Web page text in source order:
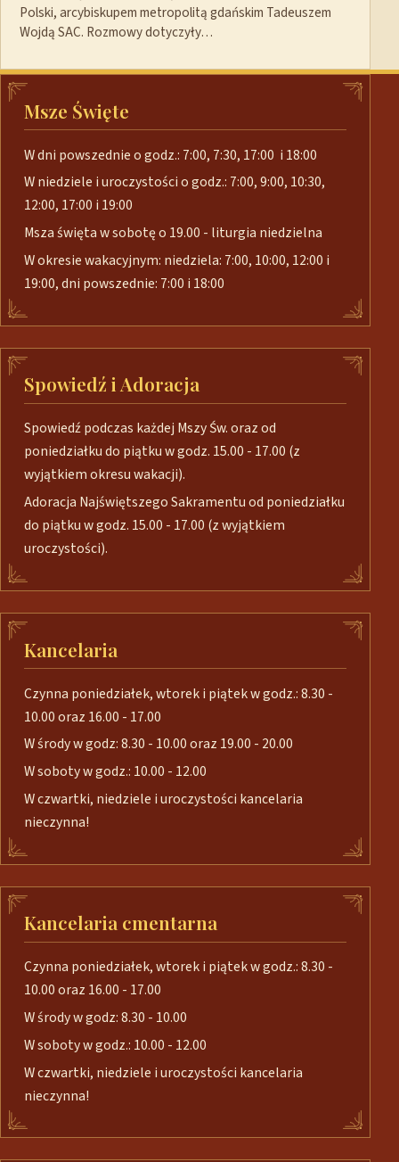
Polski, arcybiskupem metropolitą gdańskim Tadeuszem
Wojdą SAC. Rozmowy dotyczyły…
Msze Święte
W dni powszednie o godz.: 7:00, 7:30, 17:00 i 18:00
W niedziele i uroczystości o godz.: 7:00, 9:00, 10:30,
12:00, 17:00 i 19:00
Msza święta w sobotę o 19.00 - liturgia niedzielna
W okresie wakacyjnym: niedziela: 7:00, 10:00, 12:00 i
19:00, dni powszednie: 7:00 i 18:00
Spowiedź i Adoracja
Spowiedź podczas każdej Mszy Św. oraz od
poniedziałku do piątku w godz. 15.00 - 17.00 (z
wyjątkiem okresu wakacji).
Adoracja Najświętszego Sakramentu od poniedziałku
do piątku w godz. 15.00 - 17.00 (z wyjątkiem
uroczystości).
Kancelaria
Czynna poniedziałek, wtorek i piątek w godz.: 8.30 -
10.00 oraz 16.00 - 17.00
W środy w godz: 8.30 - 10.00 oraz 19.00 - 20.00
W soboty w godz.: 10.00 - 12.00
W czwartki, niedziele i uroczystości kancelaria
nieczynna!
Kancelaria cmentarna
Czynna poniedziałek, wtorek i piątek w godz.: 8.30 -
10.00 oraz 16.00 - 17.00
W środy w godz: 8.30 - 10.00
W soboty w godz.: 10.00 - 12.00
W czwartki, niedziele i uroczystości kancelaria
nieczynna!